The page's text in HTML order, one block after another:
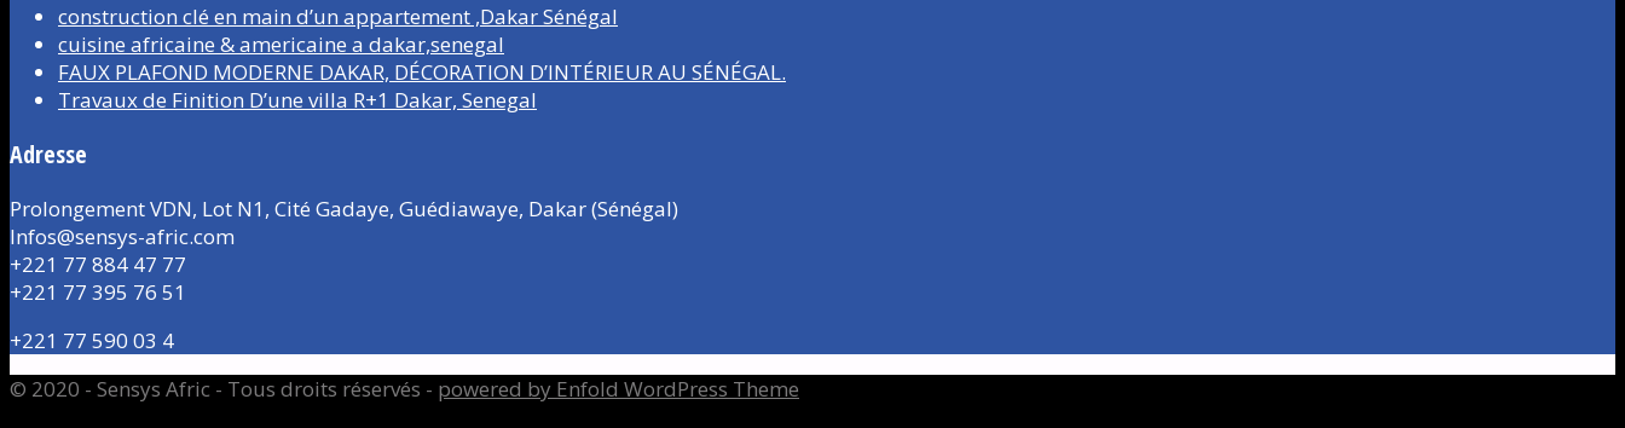
construction clé en main d’un appartement ,Dakar Sénégal
cuisine africaine & americaine a dakar,senegal
FAUX PLAFOND MODERNE DAKAR, DÉCORATION D’INTÉRIEUR AU SÉNÉGAL.
Travaux de Finition D’une villa R+1 Dakar, Senegal
Adresse
Prolongement VDN, Lot N1, Cité Gadaye, Guédiawaye, Dakar (Sénégal)
Infos@sensys-afric.com
+221 77 884 47 77
+221 77 395 76 51
+221 77 590 03 4
© 2020 - Sensys Afric - Tous droits réservés - powered by Enfold WordPress Theme